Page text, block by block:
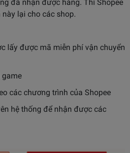
đã nhận được hàng. Thì Shopee
lại cho các shop.
lấy được mã miễn phí vận chuyển
game
các chương trình của Shopee
hệ thống để nhận được các